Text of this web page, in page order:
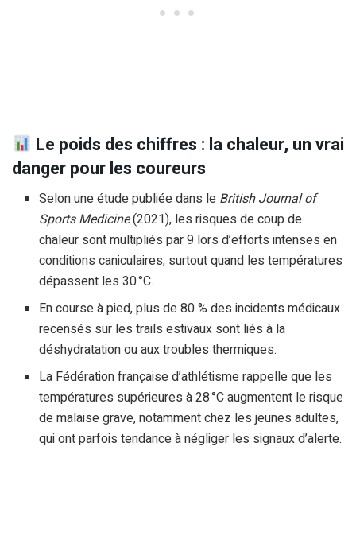
Le poids des chiffres : la chaleur, un vrai
danger pour les coureurs
Selon une étude publiée dans le British Journal of
Sports Medicine(2021), les risques de coup de
chaleur sont multipliés par 9 lors d’efforts intenses en
conditions caniculaires, surtout quand les températures
dépassent les 30 °C.
En course à pied, plus de 80 % des incidents médicaux
recensés sur les trails estivaux sont liés à la
déshydratation ou aux troubles thermiques.
La Fédération française d’athlétisme rappelle que les
températures supérieures à 28 °C augmentent le risque
de malaise grave, notamment chez les jeunes adultes,
qui ont parfois tendance à négliger les signaux d’alerte.